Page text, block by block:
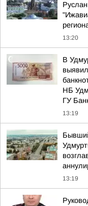
13:20
В
НБ
ГУ
13:19
13:19